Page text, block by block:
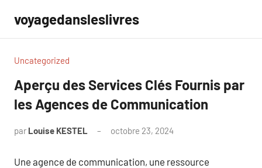
contenu
voyagedansleslivres
Uncategorized
Aperçu des Services Clés Fournis par
les Agences de Communication
par Louise KESTEL octobre 23, 2024
Une agence de communication, une ressource